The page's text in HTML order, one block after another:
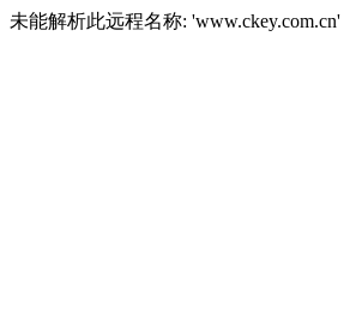
未能解析此远程名称: 'www.ckey.com.cn'